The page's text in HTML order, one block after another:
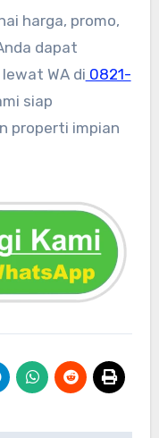
harga, promo,
dapat
WA di 0821-
siap
properti impian